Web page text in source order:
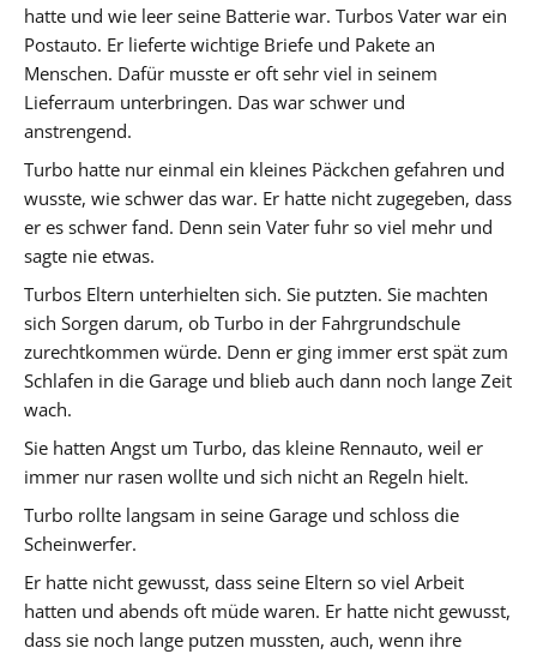
hatte und wie leer seine Batterie war. Turbos Vater war ein
Postauto. Er lieferte wichtige Briefe und Pakete an
Menschen. Dafür musste er oft sehr viel in seinem
Lieferraum unterbringen. Das war schwer und
anstrengend.
Turbo hatte nur einmal ein kleines Päckchen gefahren und
wusste, wie schwer das war. Er hatte nicht zugegeben, dass
er es schwer fand. Denn sein Vater fuhr so viel mehr und
sagte nie etwas.
Turbos Eltern unterhielten sich. Sie putzten. Sie machten
sich Sorgen darum, ob Turbo in der Fahrgrundschule
zurechtkommen würde. Denn er ging immer erst spät zum
Schlafen in die Garage und blieb auch dann noch lange Zeit
wach.
Sie hatten Angst um Turbo, das kleine Rennauto, weil er
immer nur rasen wollte und sich nicht an Regeln hielt.
Turbo rollte langsam in seine Garage und schloss die
Scheinwerfer.
Er hatte nicht gewusst, dass seine Eltern so viel Arbeit
hatten und abends oft müde waren. Er hatte nicht gewusst,
dass sie noch lange putzen mussten, auch, wenn ihre